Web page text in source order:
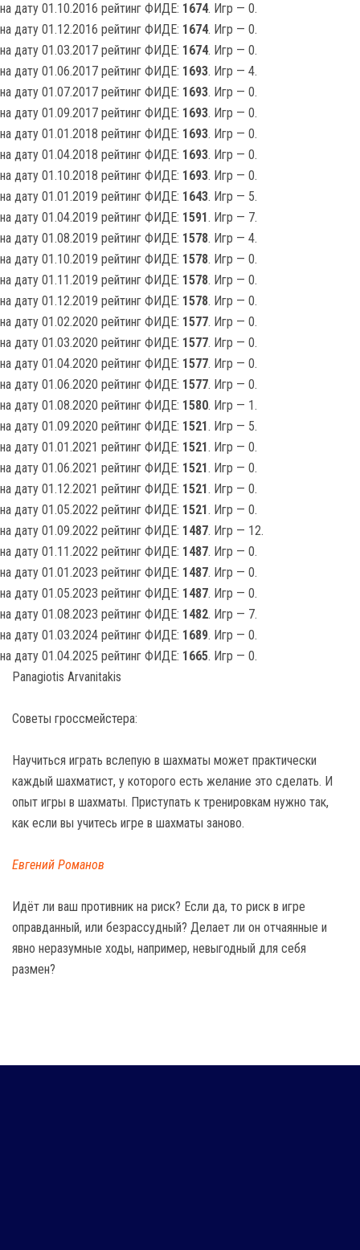
на дату 01.10.2016 рейтинг ФИДЕ: 1674. Игр — 0.
на дату 01.12.2016 рейтинг ФИДЕ: 1674. Игр — 0.
на дату 01.03.2017 рейтинг ФИДЕ: 1674. Игр — 0.
на дату 01.06.2017 рейтинг ФИДЕ: 1693. Игр — 4.
на дату 01.07.2017 рейтинг ФИДЕ: 1693. Игр — 0.
на дату 01.09.2017 рейтинг ФИДЕ: 1693. Игр — 0.
на дату 01.01.2018 рейтинг ФИДЕ: 1693. Игр — 0.
на дату 01.04.2018 рейтинг ФИДЕ: 1693. Игр — 0.
на дату 01.10.2018 рейтинг ФИДЕ: 1693. Игр — 0.
на дату 01.01.2019 рейтинг ФИДЕ: 1643. Игр — 5.
на дату 01.04.2019 рейтинг ФИДЕ: 1591. Игр — 7.
на дату 01.08.2019 рейтинг ФИДЕ: 1578. Игр — 4.
на дату 01.10.2019 рейтинг ФИДЕ: 1578. Игр — 0.
на дату 01.11.2019 рейтинг ФИДЕ: 1578. Игр — 0.
на дату 01.12.2019 рейтинг ФИДЕ: 1578. Игр — 0.
на дату 01.02.2020 рейтинг ФИДЕ: 1577. Игр — 0.
на дату 01.03.2020 рейтинг ФИДЕ: 1577. Игр — 0.
на дату 01.04.2020 рейтинг ФИДЕ: 1577. Игр — 0.
на дату 01.06.2020 рейтинг ФИДЕ: 1577. Игр — 0.
на дату 01.08.2020 рейтинг ФИДЕ: 1580. Игр — 1.
на дату 01.09.2020 рейтинг ФИДЕ: 1521. Игр — 5.
на дату 01.01.2021 рейтинг ФИДЕ: 1521. Игр — 0.
на дату 01.06.2021 рейтинг ФИДЕ: 1521. Игр — 0.
на дату 01.12.2021 рейтинг ФИДЕ: 1521. Игр — 0.
на дату 01.05.2022 рейтинг ФИДЕ: 1521. Игр — 0.
на дату 01.09.2022 рейтинг ФИДЕ: 1487. Игр — 12.
на дату 01.11.2022 рейтинг ФИДЕ: 1487. Игр — 0.
на дату 01.01.2023 рейтинг ФИДЕ: 1487. Игр — 0.
на дату 01.05.2023 рейтинг ФИДЕ: 1487. Игр — 0.
на дату 01.08.2023 рейтинг ФИДЕ: 1482. Игр — 7.
на дату 01.03.2024 рейтинг ФИДЕ: 1689. Игр — 0.
на дату 01.04.2025 рейтинг ФИДЕ: 1665. Игр — 0.
Panagiotis Arvanitakis
Советы гроссмейстера:
Научиться играть вслепую в шахматы может практически
каждый шахматист, у которого есть желание это сделать. И
опыт игры в шахматы. Приступать к тренировкам нужно так,
как если вы учитесь игре в шахматы заново.
Евгений Романов
Идёт ли ваш противник на риск? Если да, то риск в игре
оправданный, или безрассудный? Делает ли он отчаянные и
явно неразумные ходы, например, невыгодный для себя
размен?